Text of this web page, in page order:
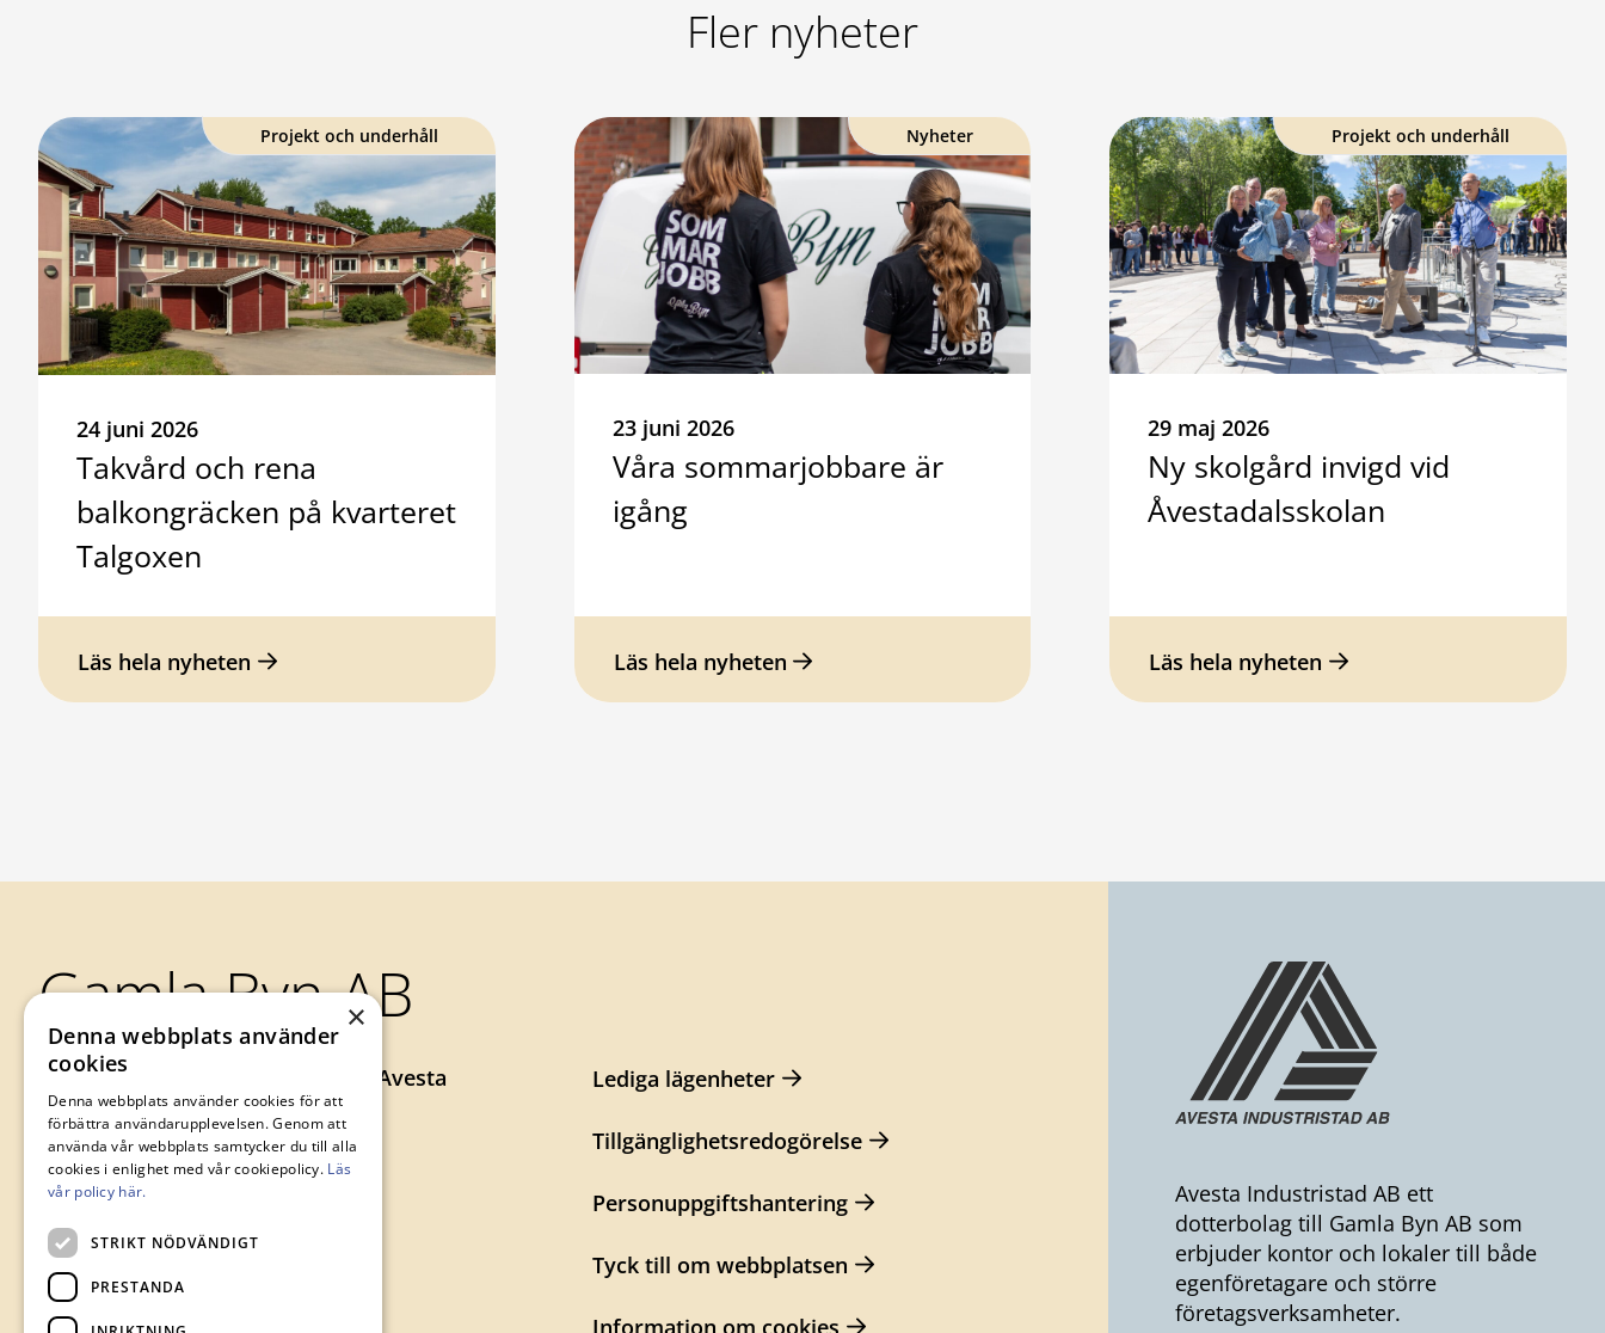
Fler nyheter
Projekt och underhåll
24 juni 2026
Takvård och rena
balkongräcken på kvarteret
Talgoxen
Läs hela nyheten
Nyheter
23 juni 2026
Våra sommarjobbare är
igång
Läs hela nyheten
Projekt och underhåll
29 maj 2026
Ny skolgård invigd vid
Åvestadalsskolan
Läs hela nyheten
Gamla Byn AB
Axel Johnsons väg 73, 774 34 Avesta
0226-64 57 00
gamlabyn@avesta.se
Lediga lägenheter
Tillgänglighetsredogörelse
Personuppgiftshantering
Tyck till om webbplatsen
Information om cookies
Avesta Industristad AB ett
dotterbolag till Gamla Byn AB som
erbjuder kontor och lokaler till både
egenföretagare och större
företagsverksamheter.
×
Denna webbplats använder
cookies
Denna webbplats använder cookies för att
förbättra användarupplevelsen. Genom att
använda vår webbplats samtycker du till alla
cookies i enlighet med vår cookiepolicy. Läs
vår policy här.
STRIKT NÖDVÄNDIGT
PRESTANDA